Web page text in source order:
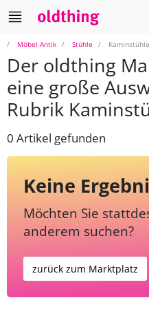
Möbel Antik Stühle Kaminstühle
Der oldthing
eine große
Rubrik
0 Artikel gefunden
Keine
Möchten Sie
anderem suchen?
zurück zum Marktplatz